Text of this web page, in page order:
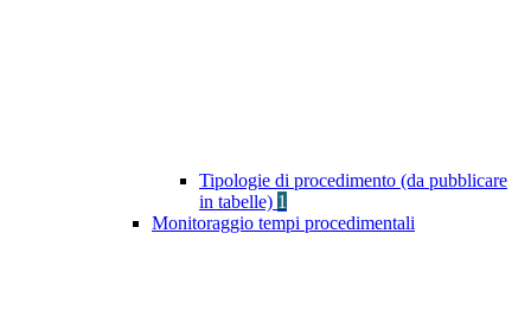
Tipologie di procedimento (da pubblicare
in tabelle) 1
Monitoraggio tempi procedimentali